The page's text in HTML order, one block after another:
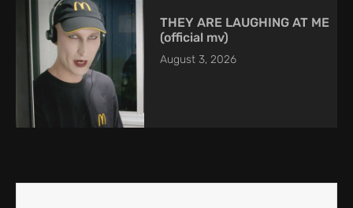
THEY ARE LAUGHING AT ME
(official mv)
August 3, 2026